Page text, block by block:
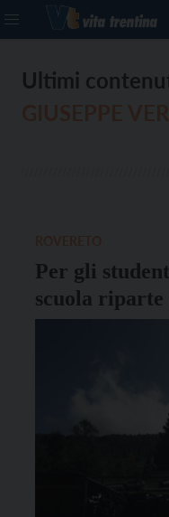
Ultimi
Per gli
scuola
Zugna